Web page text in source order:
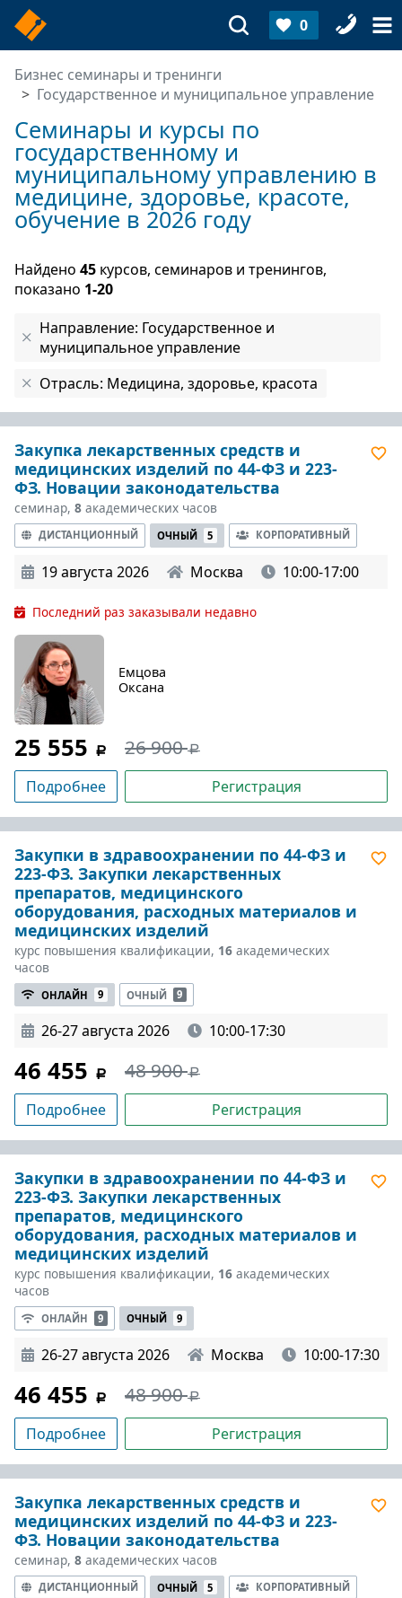
0
Бизнес семинары и тренинги
Государственное и муниципальное управление
Семинары и курсы по
государственному и
муниципальному управлению в
медицине, здоровье, красоте,
обучение в 2026 году
Найдено 45 курсов, семинаров и тренингов,
показано 1-20
Направление: Государственное и
муниципальное управление
Отрасль: Медицина, здоровье, красота
Закупка лекарственных средств и
медицинских изделий по 44-ФЗ и 223-
ФЗ. Новации законодательства
семинар, 8 академических часов
ДИСТАНЦИОННЫЙ ОЧНЫЙ 5 КОРПОРАТИВНЫЙ
19 августа 2026 Москва 10:00-17:00
Последний раз заказывали недавно
Емцова
Оксана
25 555 26 900
Подробнее Регистрация
Закупки в здравоохранении по 44-ФЗ и
223-ФЗ. Закупки лекарственных
препаратов, медицинского
оборудования, расходных материалов и
медицинских изделий
курс повышения квалификации, 16 академических
часов
ОНЛАЙН 9 ОЧНЫЙ 9
26-27 августа 2026 10:00-17:30
46 455 48 900
Подробнее Регистрация
Закупки в здравоохранении по 44-ФЗ и
223-ФЗ. Закупки лекарственных
препаратов, медицинского
оборудования, расходных материалов и
медицинских изделий
курс повышения квалификации, 16 академических
часов
ОНЛАЙН 9 ОЧНЫЙ 9
26-27 августа 2026 Москва 10:00-17:30
46 455 48 900
Подробнее Регистрация
Закупка лекарственных средств и
медицинских изделий по 44-ФЗ и 223-
ФЗ. Новации законодательства
семинар, 8 академических часов
ДИСТАНЦИОННЫЙ ОЧНЫЙ 5 КОРПОРАТИВНЫЙ